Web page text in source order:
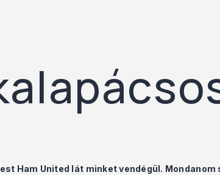
Ham United lát minket vendégül.